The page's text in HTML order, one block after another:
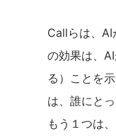
Callらは、AI
の効果は、
る）ことを
は、誰にと
もう１つは、